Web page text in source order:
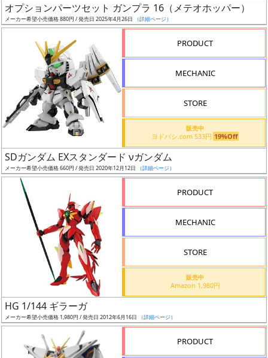
定
予
割
引
オプションパーツセット ガンプラ 16（メテオホッパー）
メーカー希望小売価格 880円 / 発売日 2025年4月26日 （詳細ページ）
PRODUCT
MECHANIC
STORE
販売中
ヨドバシ.com 533円 19%Off
SDガンダム EXスタンダード νガンダム
メーカー希望小売価格 660円 / 発売日 2020年12月12日 （詳細ページ）
PRODUCT
MECHANIC
STORE
販売中
Amazon 1,980円
HG 1/144 ギラーガ
メーカー希望小売価格 1,980円 / 発売日 2012年6月16日 （詳細ページ）
PRODUCT